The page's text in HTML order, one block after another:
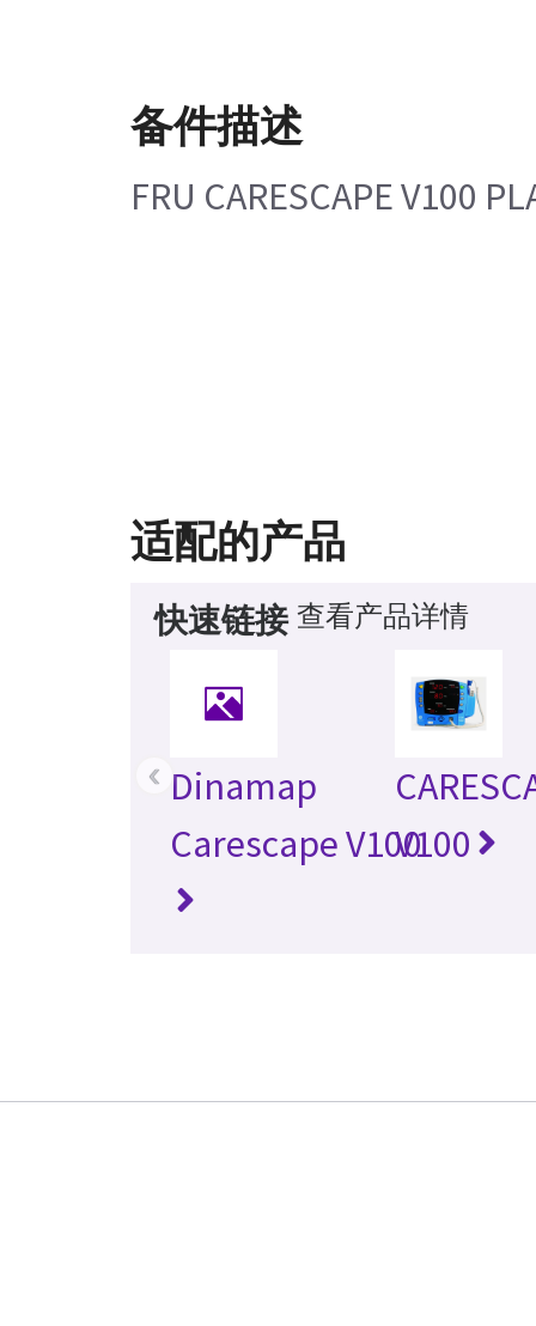
备件描述
FRU CARESCAPE V100
适配的产品
快速链接 查看产品详情
Dinamap
Carescape V100V100
‹